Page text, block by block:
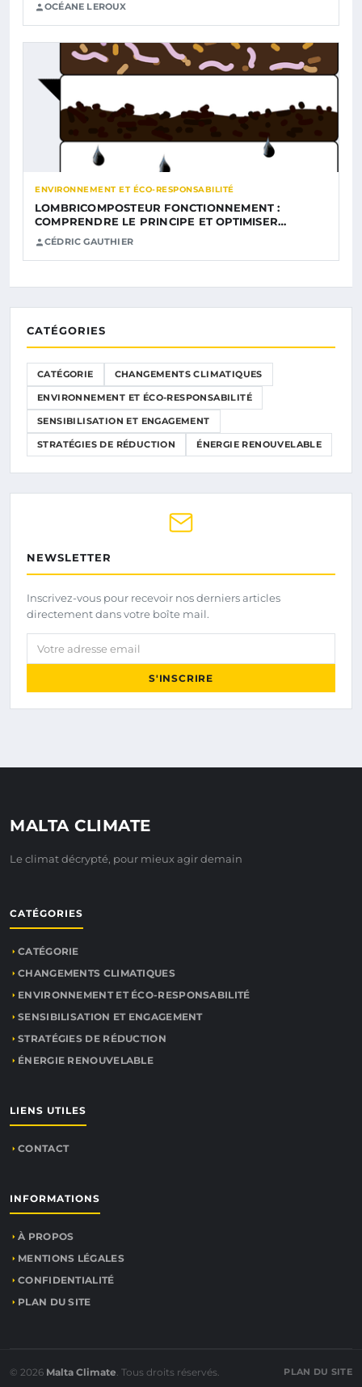
OCÉANE LEROUX
ENVIRONNEMENT ET ÉCO-RESPONSABILITÉ
LOMBRICOMPOSTEUR FONCTIONNEMENT :
COMPRENDRE LE PRINCIPE ET OPTIMISER…
CÉDRIC GAUTHIER
CATÉGORIES
CATÉGORIE CHANGEMENTS CLIMATIQUES
ENVIRONNEMENT ET ÉCO-RESPONSABILITÉ
SENSIBILISATION ET ENGAGEMENT
STRATÉGIES DE RÉDUCTION ÉNERGIE RENOUVELABLE
NEWSLETTER
Inscrivez-vous pour recevoir nos derniers articles
directement dans votre boîte mail.
Votre adresse email
S'INSCRIRE
MALTA CLIMATE
Le climat décrypté, pour mieux agir demain
CATÉGORIES
CATÉGORIE
CHANGEMENTS CLIMATIQUES
ENVIRONNEMENT ET ÉCO-RESPONSABILITÉ
SENSIBILISATION ET ENGAGEMENT
STRATÉGIES DE RÉDUCTION
ÉNERGIE RENOUVELABLE
LIENS UTILES
CONTACT
INFORMATIONS
À PROPOS
MENTIONS LÉGALES
CONFIDENTIALITÉ
PLAN DU SITE
© 2026 Malta Climate. Tous droits réservés. PLAN DU SITE